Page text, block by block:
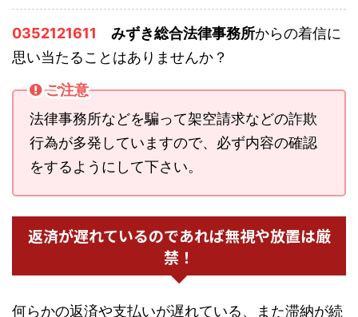
0352121611 みずき総合法律事務所からの着信に
思い当たることはありませんか？
ご注意
法律事務所などを騙って架空請求などの詐欺
行為が多発していますので、必ず内容の確認
をするようにして下さい。
返済が遅れているのであれば無視や放置は厳
禁！
何らかの返済や支払いが遅れている、また滞納が続